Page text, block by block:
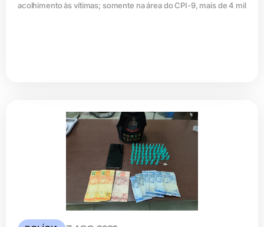
acolhimento às vítimas; somente na área do CPI-9, mais de 4 mil